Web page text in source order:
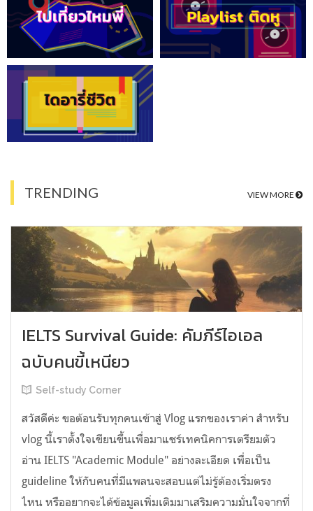
TRENDING VIEW MORE
IELTS Survival Guide: คัมภีร์ไอเอล
ฉบับคนขี้เหนียว
Self-study Corner
สวัสดีค่ะ ขอต้อนรับทุกคนเข้าสู่ Vlog แรกของเราค่า สำหรับ
vlog นี้เราตั้งใจเขียนขึ้นเพื่อมาแชร์เทคนิคการเตรียมตัว
อ่าน IELTS "Academic Module" อย่างละเอียด เพื่อเป็น
guideline ให้กับคนที่มีแพลนจะสอบแต่ไม่รู้ต้องเริ่มตรง
ไหน หรืออยากจะได้ข้อมูลเพิ่มเติมมาเสริมความมั่นใจจากที่